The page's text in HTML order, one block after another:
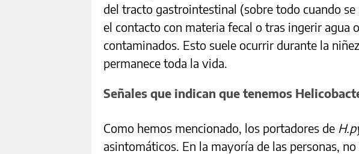
del tracto gastrointestinal (sobre todo cuando
el contacto con materia fecal o tras ingerir agua
contaminados. Esto suele ocurrir durante la
permanece toda la vida.
Señales que indican que tenemos
Como hemos mencionado, los portadores de
asintomáticos. En la mayoría de las personas,